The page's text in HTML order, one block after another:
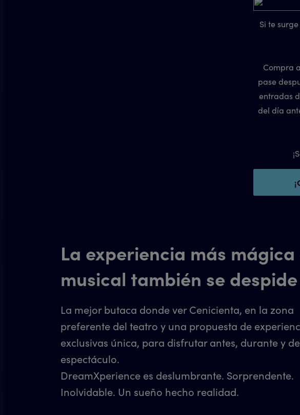
Si te
Compra
pase
entradas
del día
La experiencia más mágica
musical también se despide
La mejor butaca donde ver Cenicienta, en la zona
preferente del teatro y una propuesta de
exclusivas única, para disfrutar antes, durante y
espectáculo.
DreamXperience es deslumbrante. Sorprendente.
Inolvidable. Un sueño hecho realidad.